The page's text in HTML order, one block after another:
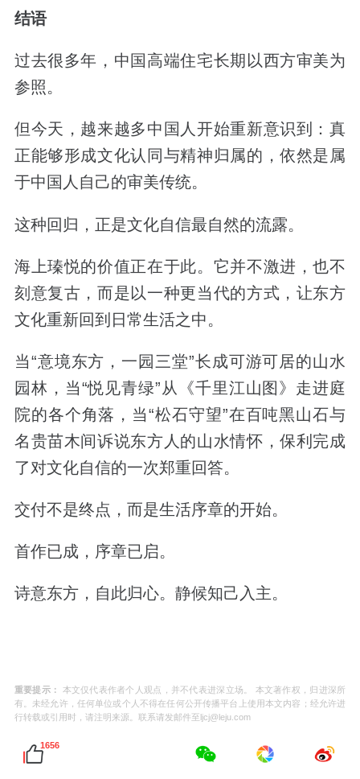
结语
过去很多年，中国高端住宅长期以西方审美为
参照。
但今天，越来越多中国人开始重新意识到：真
正能够形成文化认同与精神归属的，依然是属
于中国人自己的审美传统。
这种回归，正是文化自信最自然的流露。
海上瑧悦的价值正在于此。它并不激进，也不
刻意复古，而是以一种更当代的方式，让东方
文化重新回到日常生活之中。
当“意境东方，一园三堂”长成可游可居的山水
园林，当“悦见青绿”从《千里江山图》走进庭
院的各个角落，当“松石守望”在百吨黑山石与
名贵苗木间诉说东方人的山水情怀，保利完成
了对文化自信的一次郑重回答。
交付不是终点，而是生活序章的开始。
首作已成，序章已启。
诗意东方，自此归心。静候知己入主。
重要提示：
本文仅代表作者个人观点，并不代表进深立场。 本文著作权，归进深所
有。未经允许，任何单位或个人不得在任何公开传播平台上使用本文内容；经允许进
行转载或引用时，请注明来源。联系请发邮件至ljcj@leju.com
1656